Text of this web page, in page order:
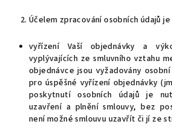
Účelem zpracování osobních údajů je
vyřízení Vaší objednávky a
vyplývajících ze smluvního vztahu
objednávce jsou vyžadovány
pro úspěšné vyřízení objednávky
poskytnutí osobních údajů je
uzavření a plnění smlouvy, bez
není možné smlouvu uzavřít či jí ze